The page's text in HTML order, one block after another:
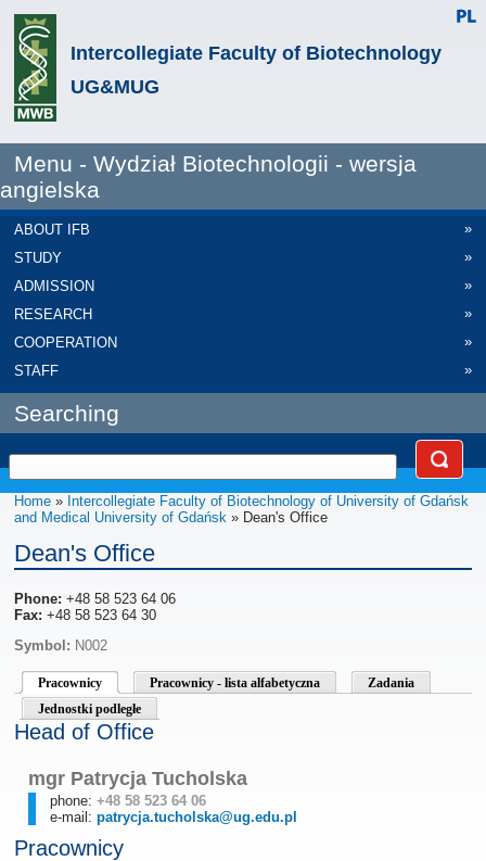
Intercollegiate Faculty of Biotechnology
UG&MUG
Menu - Wydział Biotechnologii - wersja
angielska
ABOUT IFB
»
STUDY
»
ADMISSION
»
RESEARCH
»
COOPERATION
»
STAFF
»
Searching
Home » Intercollegiate Faculty of Biotechnology of University of Gdańsk
and Medical University of Gdańsk » Dean's Office
Dean's Office
Phone: +48 58 523 64 06
Fax: +48 58 523 64 30
Symbol: N002
Pracownicy Pracownicy - lista alfabetyczna
Zadania
Jednostki podległe
Head of Office
mgr Patrycja Tucholska
phone: +48 58 523 64 06
e-mail: patrycja.tucholska@ug.edu.pl
Pracownicy